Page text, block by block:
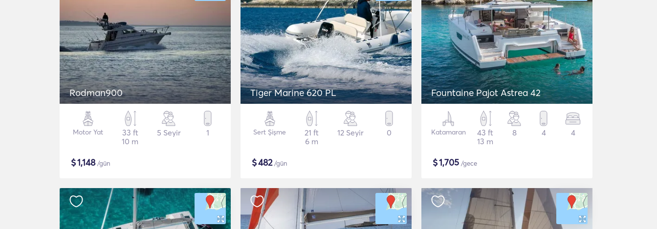
Rodman900
Motor Yat
33 ft
10 m
5 Seyir 1
$1,148/gün
Tiger Marine 620 PL
Sert Şişme
21 ft
6 m
12 Seyir 0
$482/gün
Fountaine Pajot Astrea 42
Katamaran
43 ft
13 m
8 4 4
$1,705 /gece